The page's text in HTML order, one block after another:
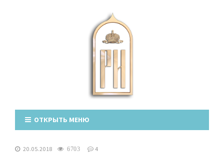
ОТКРЫТЬ МЕНЮ
20.05.2018 6703 4